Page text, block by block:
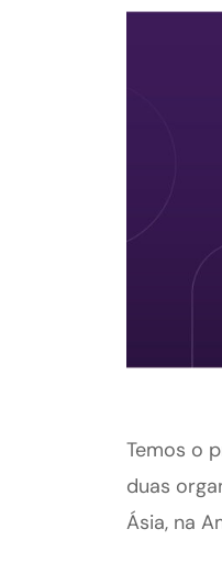
Temos o
duas
Ásia, na